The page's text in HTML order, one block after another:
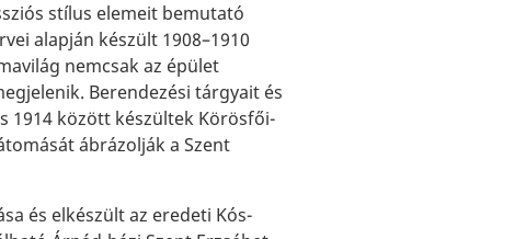
stílus elemeit bemutató
alapján készült 1908–1910
nemcsak az épület
Berendezési tárgyait és
1914 között készültek Körösfői-
ábrázolják a Szent
és elkészült az eredeti Kós-